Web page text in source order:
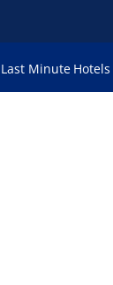
Last Minute Hotels